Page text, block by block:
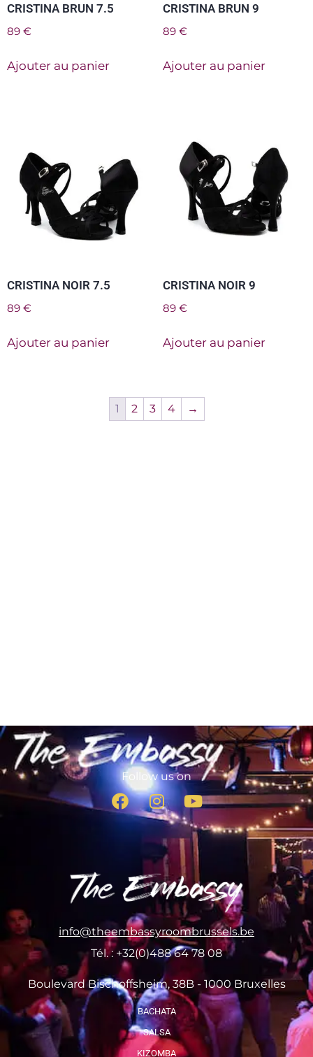
CRISTINA BRUN 7.5
89 €
Ajouter au panier
CRISTINA BRUN 9
89 €
Ajouter au panier
CRISTINA NOIR 7.5
89 €
Ajouter au panier
CRISTINA NOIR 9
89 €
Ajouter au panier
1 2 3 4 →
Follow us on
info@theembassyroombrussels.be
Tél. : +32(0)488 64 78 08
Boulevard Bischoffsheim, 38B - 1000 Bruxelles
BACHATA
SALSA
KIZOMBA